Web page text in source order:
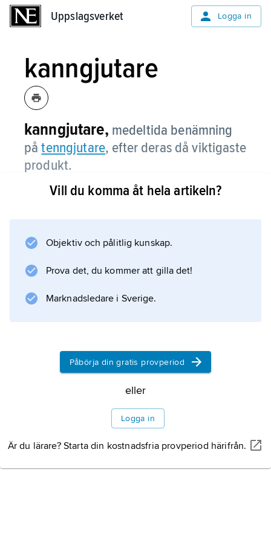
Uppslagsverket Logga in
kanngjutare
kanngjutare, medeltida benämning
påtenngjutare, efter deras då viktigaste
produkt.
Information om artikeln
Vill du komma åt hela artikeln?
Objektiv och pålitlig kunskap.
Prova det, du kommer att gilla det!
Marknadsledare i Sverige.
Påbörja din gratis provperiod
eller
Logga in
Är du lärare? Starta din kostnadsfria provperiod härifrån.